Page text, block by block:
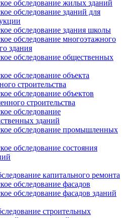
обследование жилых зданий
обследование зданий для
обследование здания школы
обследование многоэтажного
здания
обследование общественных
обследование объекта
строительства
обследование объектов
строительства
обследование
зданий
обследование промышленных
обследование состояния
капитального ремонта
обследование фасадов
обследование фасадов зданий
строительных